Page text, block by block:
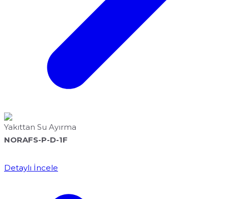
Yakıttan Su Ayırma
NORAFS-P-D-1F
Detaylı İncele